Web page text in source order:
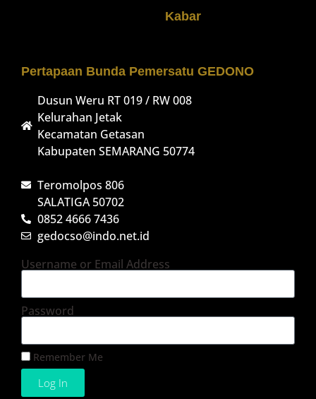
Kabar
Pertapaan Bunda Pemersatu GEDONO
Dusun Weru RT 019 / RW 008
Kelurahan Jetak
Kecamatan Getasan
Kabupaten SEMARANG 50774
Teromolpos 806
SALATIGA 50702
0852 4666 7436
gedocso@indo.net.id
Username or Email Address
Password
Remember Me
Log In